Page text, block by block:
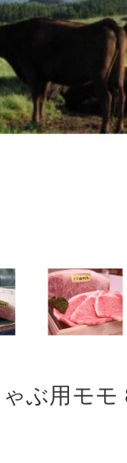
ぶ用モモ